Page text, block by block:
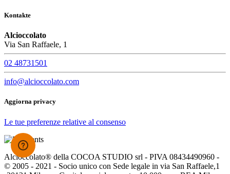
Kontakte
Alcioccolato
Via San Raffaele, 1
02 48731501
info@alcioccolato.com
Aggiorna privacy
Le tue preferenze relative al consenso
Alcioccolato® della COCOA STUDIO srl - PIVA 08434490960 -
© 2005 - 2021 - Socio unico con Sede legale in via San Raffaele,1